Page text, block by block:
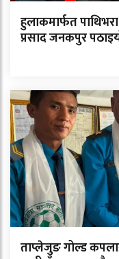
हुलाकमार्फत
प्रसाद जनकपुर
ताप्लेजुङ गोल्ड